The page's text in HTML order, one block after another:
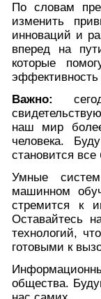
По словам
изменить
инноваций и
вперед на
которые
эффективность
Важно:
наш мир
человека.
становится
Умные
машинном
стремится к
Оставайтесь
технологий,
готовыми к
общества.